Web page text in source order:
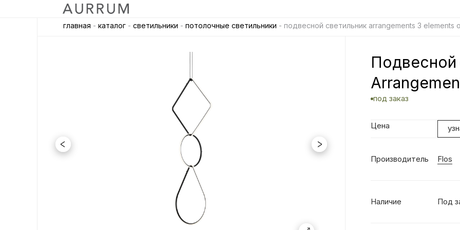
главная - каталог - светильники - потолочные светильники - подвесной светильник arrangements 3 elements
Подвесной
под заказ
Цена
Производитель Flos
Наличие Под